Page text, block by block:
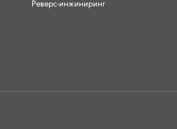
Реверс-инжиниринг